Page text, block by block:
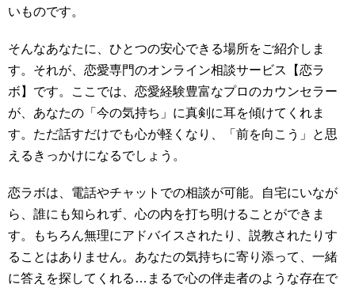
いものです。
そんなあなたに、ひとつの安心できる場所をご紹介しま
す。それが、恋愛専門のオンライン相談サービス【恋ラ
ボ】です。ここでは、恋愛経験豊富なプロのカウンセラー
が、あなたの「今の気持ち」に真剣に耳を傾けてくれま
す。ただ話すだけでも心が軽くなり、「前を向こう」と思
えるきっかけになるでしょう。
恋ラボは、電話やチャットでの相談が可能。自宅にいなが
ら、誰にも知られず、心の内を打ち明けることができま
す。もちろん無理にアドバイスされたり、説教されたりす
ることはありません。あなたの気持ちに寄り添って、一緒
に答えを探してくれる…まるで心の伴走者のような存在で